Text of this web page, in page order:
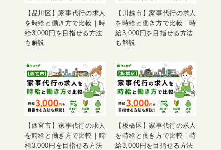
【品川区】家事代行の求人
を時給と働き方で比較｜時
給3,000円を目指せる方法
も解説
【川越市】家事代行の求人
を時給と働き方で比較｜時
給3,000円を目指せる方法
も解説
【西宮市】家事代行の求人
を時給と働き方で比較｜時
給3,000円を目指せる方法
【板橋区】家事代行の求人
を時給と働き方で比較｜時
給3,000円を目指せる方法